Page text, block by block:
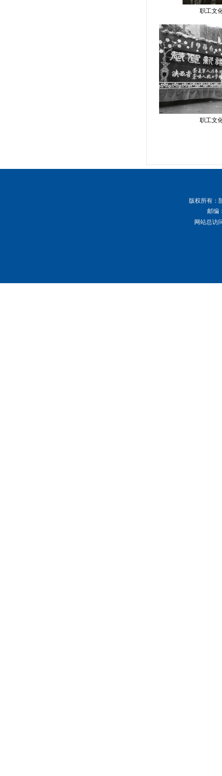
职工文
职工文
版权所有：
邮编
网站总